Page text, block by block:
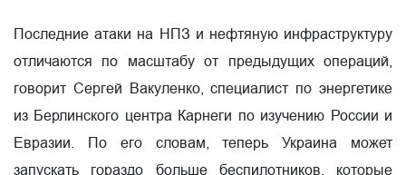
Последние атаки на НПЗ и нефтяную инфраструктуру
отличаются по масштабу от предыдущих операций,
говорит Сергей Вакуленко, специалист по энергетике
из Берлинского центра Карнеги по изучению России и
Евразии. По его словам, теперь Украина может
запускать гораздо больше беспилотников, которые